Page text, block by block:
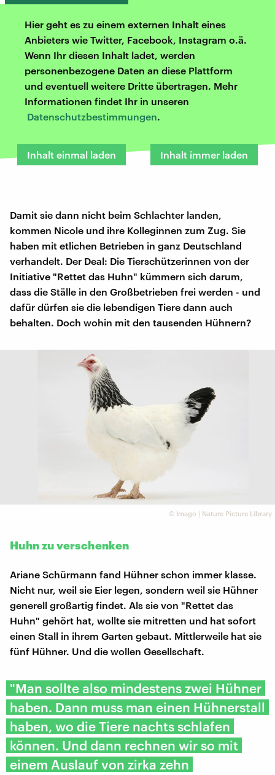
Hier geht es zu einem externen Inhalt eines
Anbieters wie Twitter, Facebook, Instagram o.ä.
Wenn Ihr diesen Inhalt ladet, werden
personenbezogene Daten an diese Plattform
und eventuell weitere Dritte übertragen. Mehr
Informationen findet Ihr in unseren
Datenschutzbestimmungen.
Inhalt einmal laden Inhalt immer laden
Damit sie dann nicht beim Schlachter landen,
kommen Nicole und ihre Kolleginnen zum Zug. Sie
haben mit etlichen Betrieben in ganz Deutschland
verhandelt. Der Deal: Die Tierschützerinnen von der
Initiative "Rettet das Huhn" kümmern sich darum,
dass die Ställe in den Großbetrieben frei werden - und
dafür dürfen sie die lebendigen Tiere dann auch
behalten. Doch wohin mit den tausenden Hühnern?
© Imago | Nature Picture Library
Huhn zu verschenken
Ariane Schürmann fand Hühner schon immer klasse.
Nicht nur, weil sie Eier legen, sondern weil sie Hühner
generell großartig findet. Als sie von "Rettet das
Huhn" gehört hat, wollte sie mitretten und hat sofort
einen Stall in ihrem Garten gebaut. Mittlerweile hat sie
fünf Hühner. Und die wollen Gesellschaft.
"Man sollte also mindestens zwei Hühner
haben. Dann muss man einen Hühnerstall
haben, wo die Tiere nachts schlafen
können. Und dann rechnen wir so mit
einem Auslauf von zirka zehn